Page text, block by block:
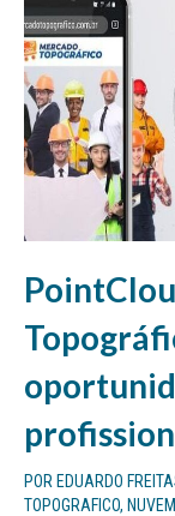
POR EDUARDO
TOPOGRAFICO,